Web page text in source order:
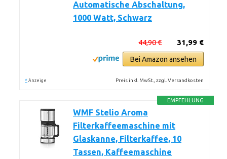
Automatische Abschaltung,
1000 Watt, Schwarz
31,99 €
44,90 €
Bei Amazon ansehen
* Anzeige Preis inkl. MwSt., zzgl. Versandkosten
EMPFEHLUNG
WMF Stelio Aroma
Filterkaffeemaschine mit
Glaskanne, Filterkaffee, 10
Tassen, Kaffeemaschine